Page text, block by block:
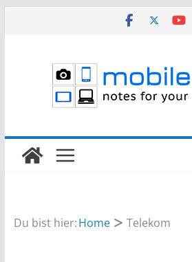
Du bist hier:Home Telekom